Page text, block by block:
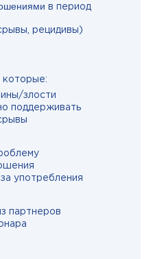
в период
рецидивы)
, которые:
злости
поддерживать
употребления
партнеров